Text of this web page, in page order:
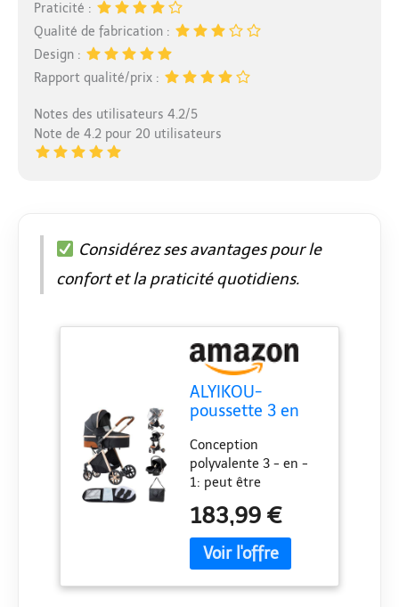
Praticité :
Qualité de fabrication :
Design :
Rapport qualité/prix :
Notes des utilisateurs 4.2/5
Note de 4.2 pour 20 utilisateurs
Considérez ses avantages pour le
confort et la praticité quotidiens.
ALYIKOU-
poussette 3 en
pliable poussette
3 in 1，poussette
bebe 0 a 3 ans
Housse de pluie,
sac Mommy,
moustiquaire,
accessoires de
Conception
polyvalente 3 - en -
1: peut être
en poussette, panier
de transport et
panier de couchage
besoins de croissance
183,99 €